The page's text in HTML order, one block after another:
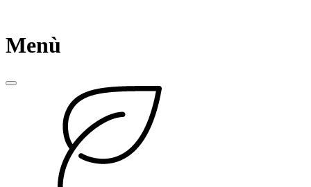
Menù